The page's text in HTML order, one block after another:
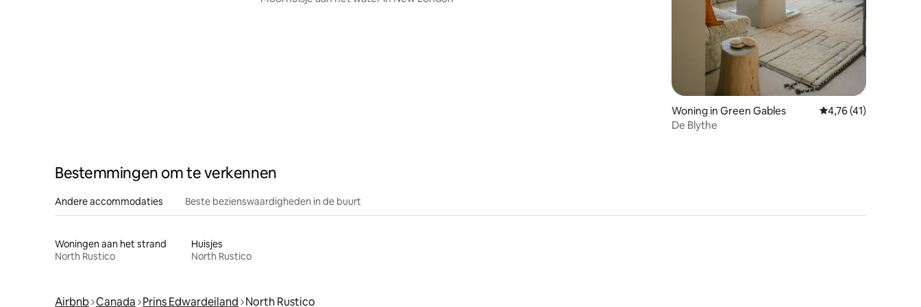
Woning in Green Gables Gemiddelde
4,76 (41)
De Blythe
Bestemmingen om te verkennen
Andere accommodaties Beste bezienswaardigheden in de buurt
Woningen aan het strand
North Rustico
Huisjes
North Rustico
Airbnb Canada Prins Edwardeiland North Rustico